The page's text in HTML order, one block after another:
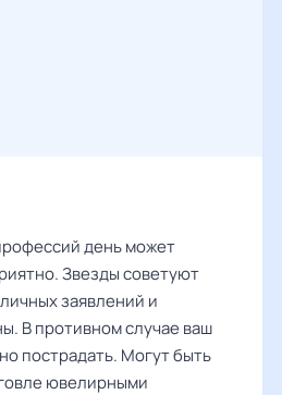
день может
Звезды советуют
заявлений и
В противном случае ваш
пострадать. Могут быть
ювелирными